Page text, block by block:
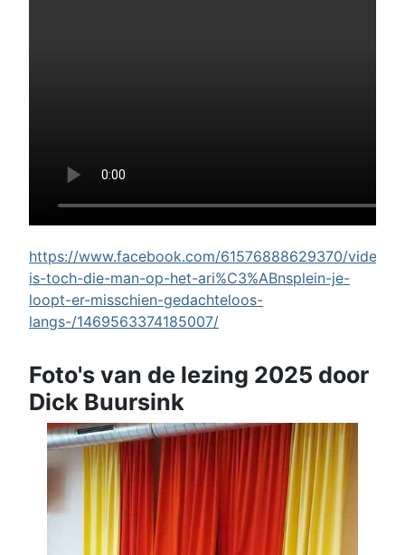
https://www.facebook.com/61576888629370/videos/
is-toch-die-man-op-het-ari%C3%ABnsplein-je-
loopt-er-misschien-gedachteloos-
langs-/1469563374185007/
Foto's van de lezing 2025 door
Dick Buursink